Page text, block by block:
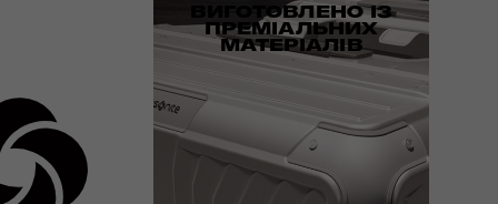
ЦЕНТР В КИЄВІ
ВИГОТОВЛЕНО ІЗ
ПРЕМІАЛЬНИХ
МАТЕРІАЛІВ